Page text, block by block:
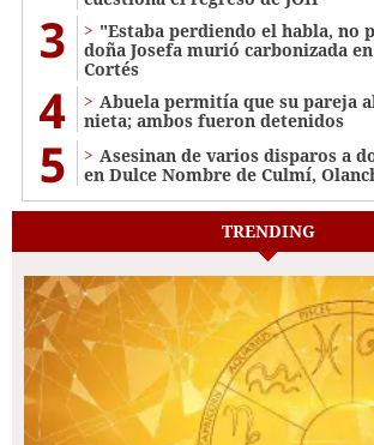
3
"Estaba perdiendo el habla, no
doña Josefa murió carbonizada en
Cortés
4
Abuela permitía que su pareja
nieta; ambos fueron detenidos
5
Asesinan de varios disparos a
en Dulce Nombre de Culmí,
TRENDING